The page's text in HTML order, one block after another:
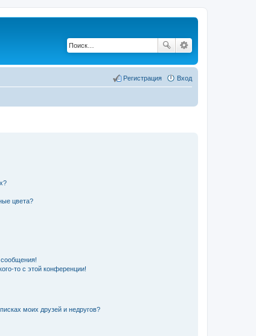
Вход
Регистрация
цвета?
то с этой конференции!
моих друзей и недругов?